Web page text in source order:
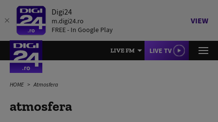
Digi24
m.digi24.ro
FREE - In Google Play
VIEW
LIVE FM LIVE TV
HOME Atmosfera
atmosfera